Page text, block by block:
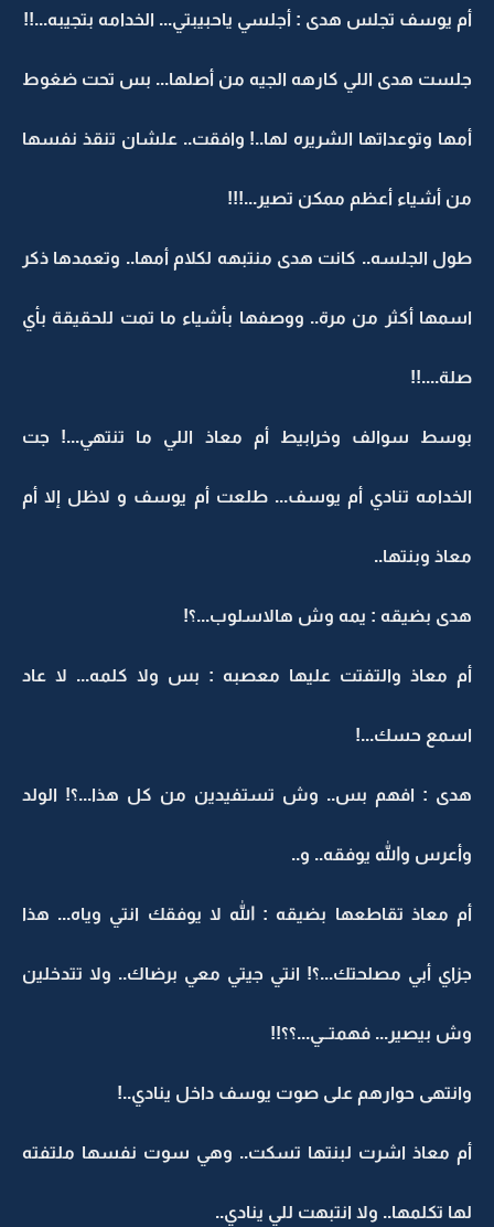
أم يوسف تجلس هدى : أجلسي ياحبيبتي... الخدامه بتجيبه...!!
جلست هدى اللي كارهه الجيه من أصلها... بس تحت ضغوط
أمها وتوعداتها الشريره لها..! وافقت.. علشان تنقذ نفسها
من أشياء أعظم ممكن تصير...!!!
طول الجلسه.. كانت هدى منتبهه لكلام أمها.. وتعمدها ذكر
اسمها أكثر من مرة.. ووصفها بأشياء ما تمت للحقيقة بأي
صلة....!!
بوسط سوالف وخرابيط أم معاذ اللي ما تنتهي...! جت
الخدامه تنادي أم يوسف... طلعت أم يوسف و لاظل إلا أم
معاذ وبنتها..
هدى بضيقه : يمه وش هالاسلوب...؟!
أم معاذ والتفتت عليها معصبه : بس ولا كلمه... لا عاد
اسمع حسك...!
هدى : افهم بس.. وش تستفيدين من كل هذا...؟! الولد
وأعرس والله يوفقه.. و..
أم معاذ تقاطعها بضيقه : الله لا يوفقك انتي وياه... هذا
جزاي أبي مصلحتك...؟! انتي جيتي معي برضاك.. ولا تتدخلين
وش بيصير... فهمتــي...؟؟!!
وانتهى حوارهم على صوت يوسف داخل ينادي..!
أم معاذ اشرت لبنتها تسكت.. وهي سوت نفسها ملتفته
لها تكلمها.. ولا انتبهت للي ينادي..